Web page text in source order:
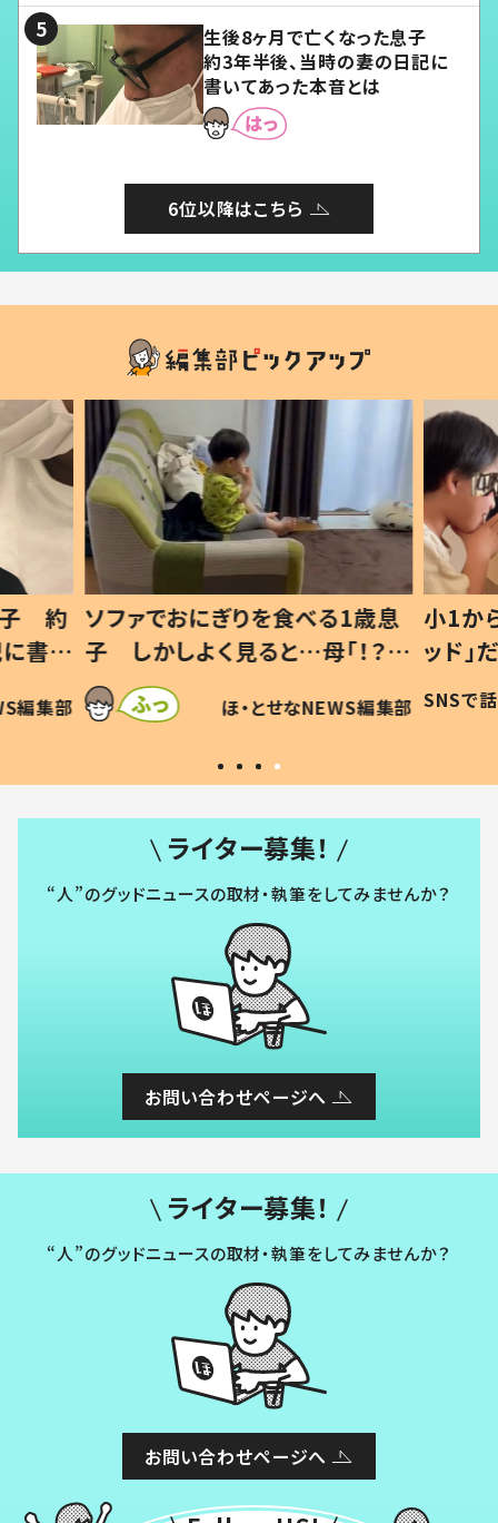
生後8ヶ月で亡くなった息子
約3年半後、当時の妻の日記に
書いてあった本音とは
6位以降はこちら
歳息
？」
編集部
小1から不登校、息子は「ギフテ
ッド」だった 父が“ウチ給食”を
作り続ける理由とは #令和の親
#令和の子
SNSで話題 ほ・とせなNEWS編集部
ひ孫
が、抱
「涙
い」
ライター募集！
“人”のグッドニュースの取材・執筆をしてみませんか？
お問い合わせページへ
ライター募集！
“人”のグッドニュースの取材・執筆をしてみませんか？
お問い合わせページへ